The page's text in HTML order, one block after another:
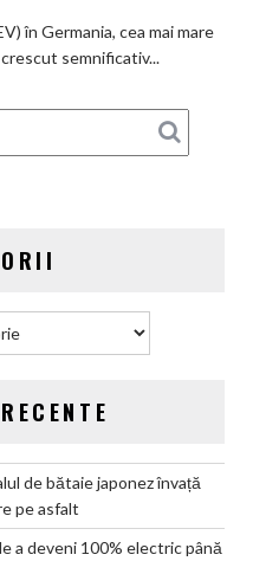
din
Germania
în Germania, cea mai mare
semnificativ...
de bătaie japonez învață
pe asfalt
a deveni 100% electric până